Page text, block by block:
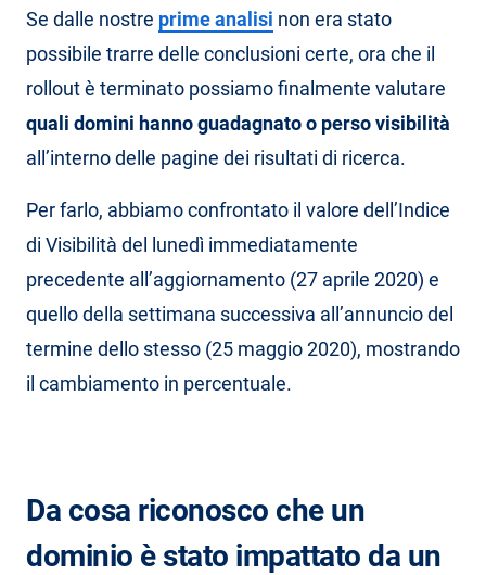
Se dalle nostre prime analisi non era stato
possibile trarre delle conclusioni certe, ora che il
rollout è terminato possiamo finalmente valutare
quali domini hanno guadagnato o perso visibilità
all’interno delle pagine dei risultati di ricerca.
Per farlo, abbiamo confrontato il valore dell’Indice
di Visibilità del lunedì immediatamente
precedente all’aggiornamento (27 aprile 2020) e
quello della settimana successiva all’annuncio del
termine dello stesso (25 maggio 2020), mostrando
il cambiamento in percentuale.
Da cosa riconosco che un
dominio è stato impattato da un